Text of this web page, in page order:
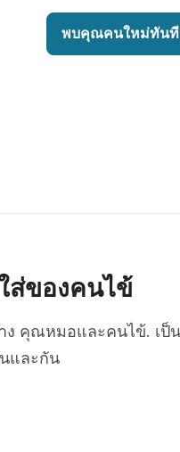
พบคุณคนใหม่ทัน
ส่ของคนไข้
ง คุณหมอและคนไข้. เ
และกัน